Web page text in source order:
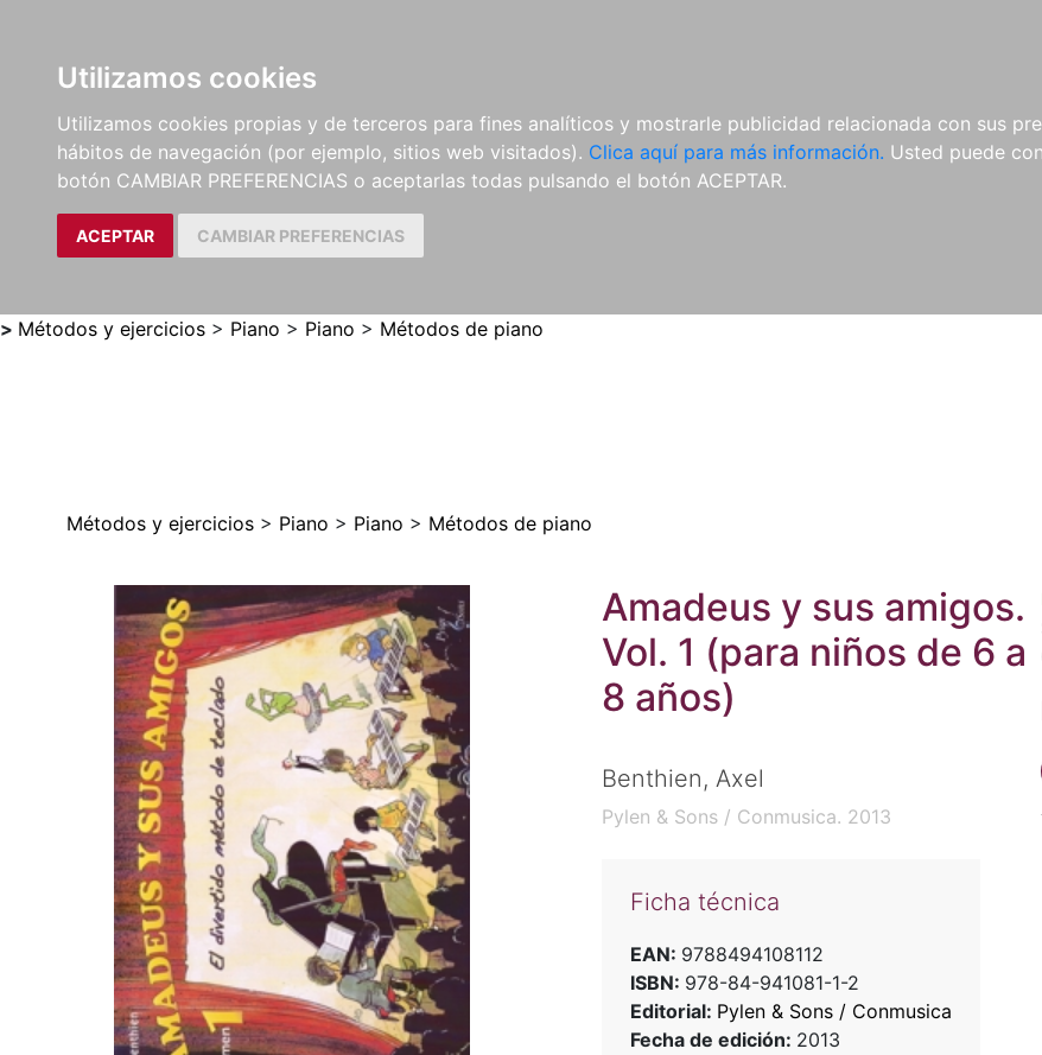
Utilizamos cookies
Utilizamos cookies propias y de terceros para fines analíticos y mostrarle publicidad relacionada con sus
hábitos de navegación (por ejemplo, sitios web visitados). Clica aquí para más información. Usted puede
botón CAMBIAR PREFERENCIAS o aceptarlas todas pulsando el botón ACEPTAR.
ACEPTAR CAMBIAR PREFERENCIAS
LIBROS
MÉTODOS Y
EJERCICIOS
PARTITURAS Y EDICIONES
CRÍTICAS
REVISTAS
CDS Y
DVDS
MATERIAL
COMPLEMENTARIO
> Métodos y ejercicios > Piano > Piano > Métodos de piano
Métodos y ejercicios > Piano > Piano > Métodos de piano
Amadeus y sus amigos.
Vol. 1 (para niños de 6 a
8 años)
Benthien, Axel
Pylen & Sons / Conmusica. 2013
Ficha técnica
EAN: 9788494108112
ISBN: 978-84-941081-1-2
Editorial: Pylen & Sons / Conmusica
Fecha de edición: 2013